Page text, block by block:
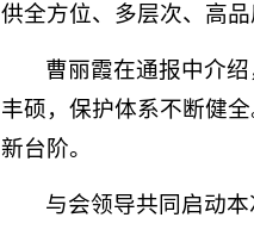
供全方位、多层次、高
曹丽霞在通报中介
丰硕，保护体系不断健
新台阶。
与会领导共同启动